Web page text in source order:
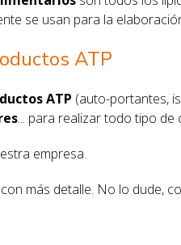
se usan para la
ATP
ATP (auto-portantes,
... para realizar todo tipo de
empresa.
más detalle. No lo dude,